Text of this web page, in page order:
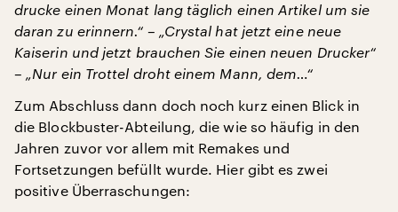
drucke einen Monat lang täglich einen Artikel um sie
daran zu erinnern.“ – „Crystal hat jetzt eine neue
Kaiserin und jetzt brauchen Sie einen neuen Drucker“
– „Nur ein Trottel droht einem Mann, dem…“
Zum Abschluss dann doch noch kurz einen Blick in
die Blockbuster-Abteilung, die wie so häufig in den
Jahren zuvor vor allem mit Remakes und
Fortsetzungen befüllt wurde. Hier gibt es zwei
positive Überraschungen: